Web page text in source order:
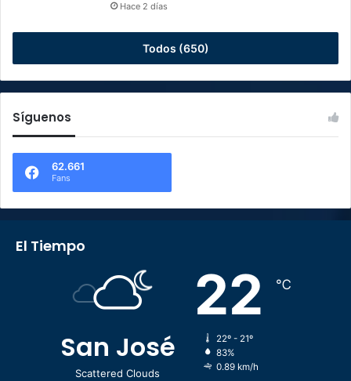
Hace 2 días
Todos (650)
Síguenos
62.661
Fans
El Tiempo
San José
Scattered Clouds
22 ℃
22º - 21º
83%
0.89 km/h